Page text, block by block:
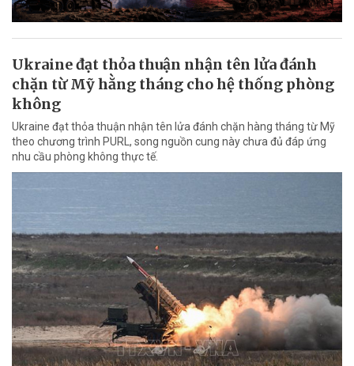
Ukraine đạt thỏa thuận nhận tên lửa đánh
chặn từ Mỹ hằng tháng cho hệ thống phòng
không
Ukraine đạt thỏa thuận nhận tên lửa đánh chặn hàng tháng từ Mỹ
theo chương trình PURL, song nguồn cung này chưa đủ đáp ứng
nhu cầu phòng không thực tế.